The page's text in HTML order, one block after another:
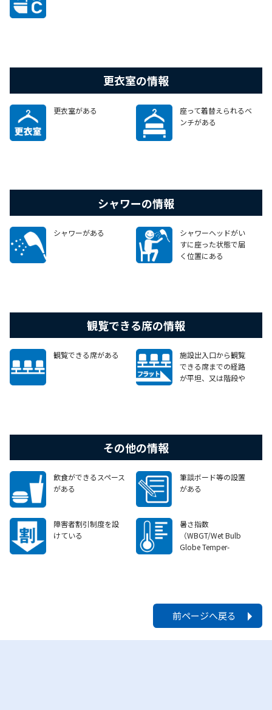
更衣室の情報
更衣室がある
座って着替えられるベ
ンチがある
シャワーの情報
シャワーがある
シャワーヘッドがい
すに座った状態で届
く位置にある
観覧できる席の情報
観覧できる席がある
施設出入口から観覧
できる席までの経路
が平坦、又は階段や
その他の情報
飲食ができるスペース
がある
筆談ボード等の設置
がある
障害者割引制度を設
けている
暑さ指数
（WBGT/Wet Bulb
Globe Temper-
前ページへ戻る